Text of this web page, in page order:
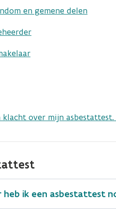
en gemene delen
klacht over mijn asbestattest.
heb ik een asbestattest